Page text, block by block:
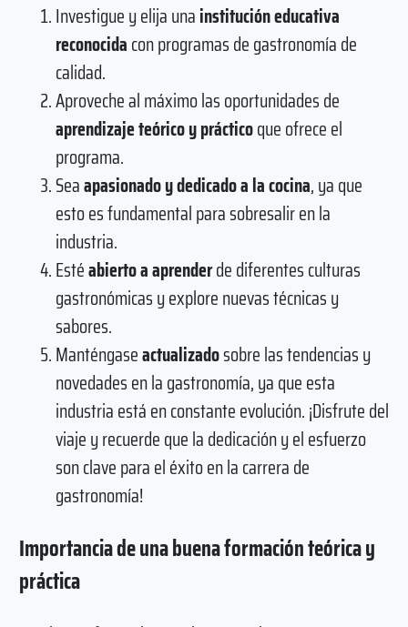
Investigue y elija unainstitución educativa
reconocidacon programas de gastronomía de
calidad.
Aproveche al máximo las oportunidades de
aprendizaje teórico y prácticoque ofrece el
programa.
Seaapasionado y dedicado a la cocina, ya que
esto es fundamental para sobresalir en la
industria.
Estéabierto a aprenderde diferentes culturas
gastronómicas y explore nuevas técnicas y
sabores.
Manténgaseactualizadosobre las tendencias y
novedades en la gastronomía, ya que esta
industria está en constante evolución. ¡Disfrute del
viaje y recuerde que la dedicación y el esfuerzo
son clave para el éxito en la carrera de
gastronomía!
Importancia de una buena formación teórica y
práctica